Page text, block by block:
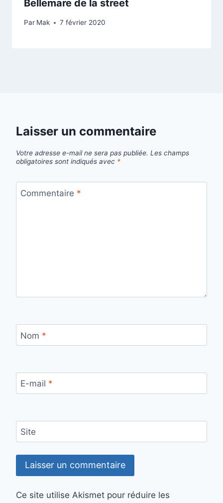
Bellemare de la street
Par Mak 7 février 2020
Laisser un commentaire
Votre adresse e-mail ne sera pas publiée. Les champs
obligatoires sont indiqués avec *
Commentaire *
Nom *
E-mail *
Site
Ce site utilise Akismet pour réduire les